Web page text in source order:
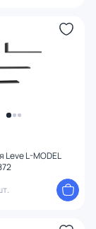
Leve L-MODEL